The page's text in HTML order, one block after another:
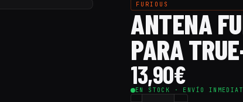
FURIOUS
ANTENA
PARA
13,90€
EN STOCK · ENVÍO